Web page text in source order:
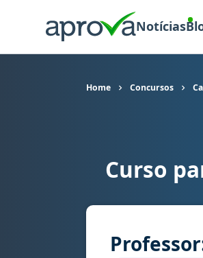
Notícias
Home Concursos
Curso para concurso
Curso